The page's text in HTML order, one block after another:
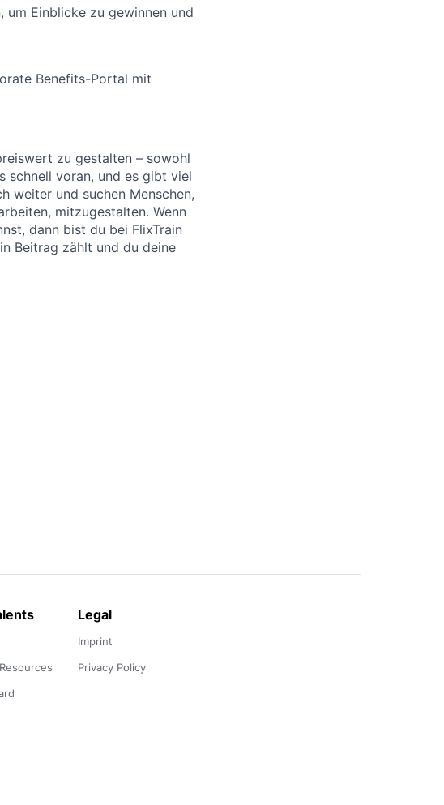
um Einblicke zu gewinnen und
Benefits-Portal mit
zu gestalten – sowohl
schnell voran, und es gibt viel
weiter und suchen Menschen,
mitzugestalten. Wenn
dann bist du bei FlixTrain
Beitrag zählt und du deine
Legal
Imprint
Privacy Policy